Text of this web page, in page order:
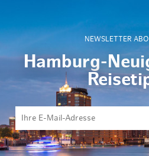
NEWSLETTER
Hamburg-